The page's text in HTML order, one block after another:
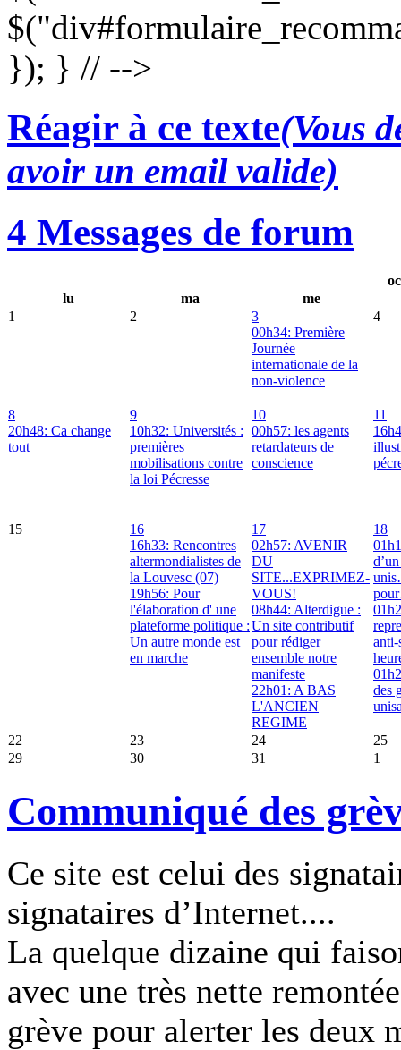
}); } // -->
Réagir à ce texte(Vous
avoir un email valide)
4 Messages de forum
lu
ma
me
1
2
3
00h34: Première
Journée
internationale de la
non-violence
4
8
20h48: Ca change
tout
9
10h32: Universités :
premières
mobilisations contre
la loi Pécresse
10
00h57: les agents
retardateurs de
conscience
11
15
16
16h33: Rencontres
altermondialistes de
la Louvesc (07)
19h56: Pour
l'élaboration d' une
plateforme politique :
Un autre monde est
en marche
17
02h57: AVENIR
DU
SITE...EXPRIMEZ-
VOUS!
08h44: Alterdigue :
Un site contributif
pour rédiger
ensemble notre
manifeste
22h01: A BAS
L'ANCIEN
REGIME
18
anti-
des
22 23 24
25
29
30 31 1
Communiqué des
Ce site est celui des
signataires d’Internet....
La quelque dizaine qui
avec une très nette
grève pour alerter les deux